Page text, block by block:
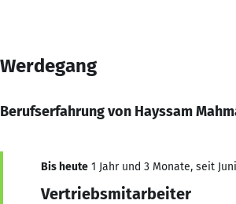
Werdegang
Berufserfahrung von Hayssam
Bis heute 1 Jahr und 3 Monate, seit
Vertriebsmitarbeiter